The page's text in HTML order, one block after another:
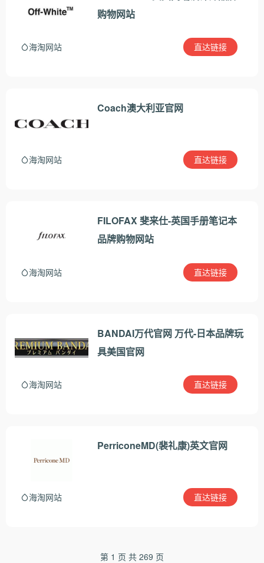
购物网站
海淘网站 直达链接
Coach澳大利亚官网
海淘网站 直达链接
FILOFAX 斐来仕-英国手册笔记本
品牌购物网站
海淘网站 直达链接
BANDAI万代官网 万代-日本品牌玩
具美国官网
海淘网站 直达链接
PerriconeMD(裴礼康)英文官网
海淘网站 直达链接
第 1 页 共 269 页